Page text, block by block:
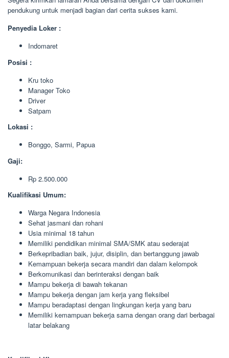
pendukung untuk menjadi bagian dari cerita sukses kami.
Penyedia Loker :
Indomaret
Posisi :
Kru toko
Manager Toko
Driver
Satpam
Lokasi :
Bonggo, Sarmi, Papua
Gaji:
Rp 2.500.000
Kualifikasi Umum:
Warga Negara Indonesia
Sehat jasmani dan rohani
Usia minimal 18 tahun
Memiliki pendidikan minimal SMA/SMK atau sederajat
Berkepribadian baik, jujur, disiplin, dan bertanggung jawab
Kemampuan bekerja secara mandiri dan dalam kelompok
Berkomunikasi dan berinteraksi dengan baik
Mampu bekerja di bawah tekanan
Mampu bekerja dengan jam kerja yang fleksibel
Mampu beradaptasi dengan lingkungan kerja yang baru
Memiliki kemampuan bekerja sama dengan orang dari berbagai
latar belakang